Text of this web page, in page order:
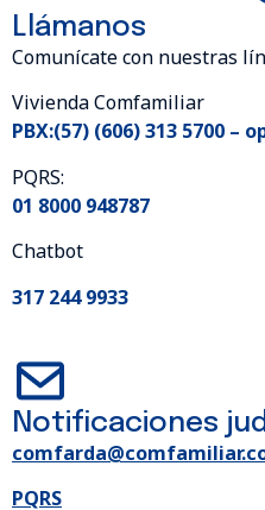
Llámanos
Comunícate con nuestras
Vivienda Comfamiliar
PBX:(57) (606) 313 5700 –
PQRS:
01 8000 948787
Chatbot
317 244 9933
Notificaciones
PQRS